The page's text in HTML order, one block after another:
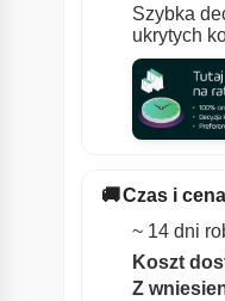
Szybka
ukrytych
🚚Czas i
~ 14 dni
Koszt
Z